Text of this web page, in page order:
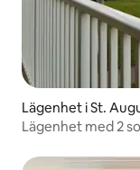
Lägenhet i St.
Lägenhet med 2